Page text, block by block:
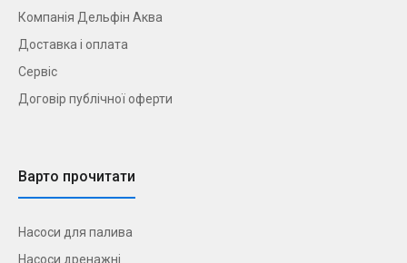
Компанія Дельфін Аква
Доставка і оплата
Сервіс
Договір публічної оферти
Варто прочитати
Насоси для палива
Насоси дренажні